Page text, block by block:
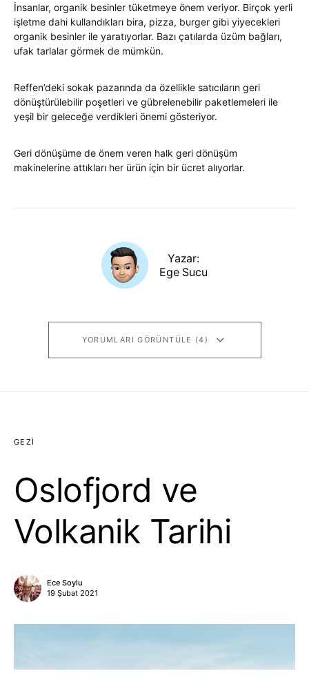
İnsanlar, organik besinler tüketmeye önem veriyor. Birçok yerli
işletme dahi kullandıkları bira, pizza, burger gibi yiyecekleri
organik besinler ile yaratıyorlar. Bazı çatılarda üzüm bağları,
ufak tarlalar görmek de mümkün.
Reffen’deki sokak pazarında da özellikle satıcıların geri
dönüştürülebilir poşetleri ve gübrelenebilir paketlemeleri ile
yeşil bir geleceğe verdikleri önemi gösteriyor.
Geri dönüşüme de önem veren halk geri dönüşüm
makinelerine attıkları her ürün için bir ücret alıyorlar.
Yazar:
Ege Sucu
YORUMLARI GÖRÜNTÜLE (4)
GEZI
Oslofjord ve
Volkanik Tarihi
Ece Soylu
19 Şubat 2021